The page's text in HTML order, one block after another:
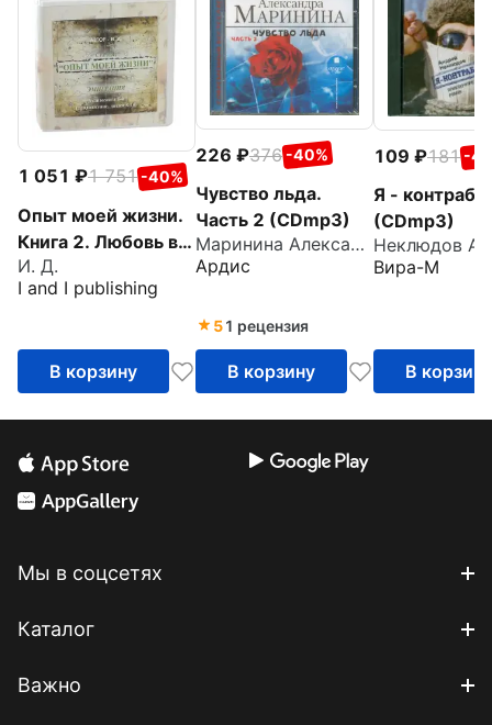
1 051 1 751 -40%
Опыт моей жизни.
Книга 2. Любовь в
Нью-Йорке. Диски
8-14 (7CD)
И. Д.
I and I publishing
В корзину
226 376 -40%
Чувство льда.
Часть 2 (CDmp3)
Маринина Александра
Ардис
51 рецензия
В корзину
109 181 -
Я -
(CDmp3)
Вира-М
В корзину
Мы в соцсетях
Каталог
Важно